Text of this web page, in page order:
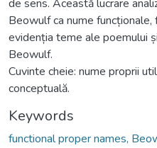
de sens. Această lucrare
Beowulf ca nume
evidenția teme ale poemului
Beowulf.
Cuvinte cheie: nume proprii
conceptuală.
Keywords
functional proper names,